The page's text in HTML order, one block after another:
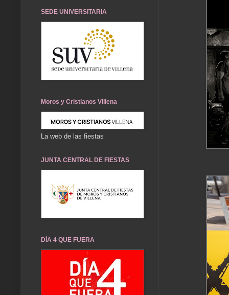
SEDE UNIVERSITARIA
Moros y Cristianos Villena
La web de las fiestas
JUNTA CENTRAL DE FIESTAS
DÍA 4 QUE FUERA